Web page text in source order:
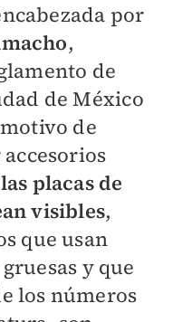
por
,
de
de México
de
placas de
visibles,
que usan
y que
los números